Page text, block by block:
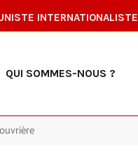
INTERNATIONALISTE
QUI SOMMES-NOUS ?